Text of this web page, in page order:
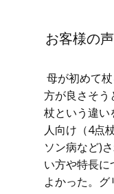
お客様の
母が初めて
方が良さそう
杖という違い
人向け（4点
ソン病など)
い方や特長に
よかった。